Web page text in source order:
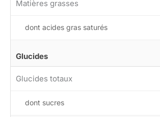
Matières grasses
dont acides gras saturés
Glucides
Glucides totaux
dont sucres